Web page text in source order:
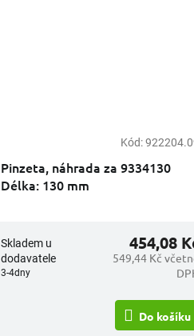
Kód:
Pinzeta, náhrada za 9334130
Délka: 130 mm
Skladem u
dodavatele
3-4dny
549,44 Kč
454,08
Do košíku